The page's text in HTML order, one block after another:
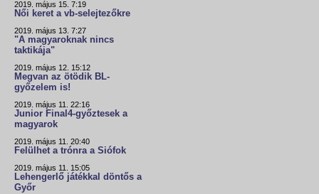
2019. május 15. 7:19
Női keret a vb-selejtezőkre
2019. május 13. 7:27
"A magyaroknak nincs
taktikája"
2019. május 12. 15:12
Megvan az ötödik BL-
győzelem is!
2019. május 11. 22:16
Junior Final4-győztesek a
magyarok
2019. május 11. 20:40
Felülhet a trónra a Siófok
2019. május 11. 15:05
Lehengerlő játékkal döntős a
Győr